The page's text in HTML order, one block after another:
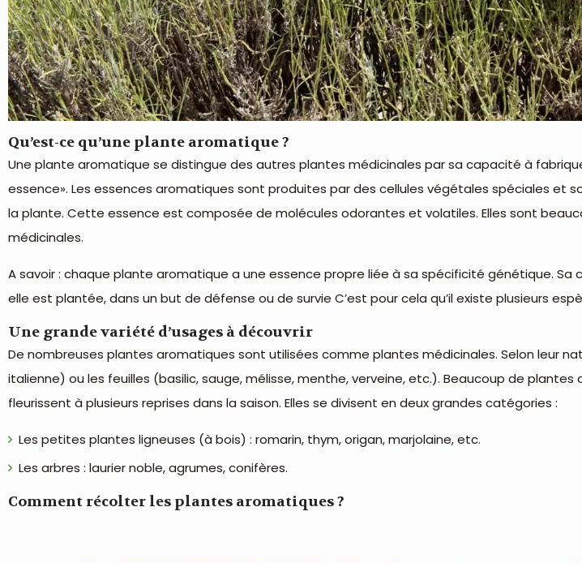
Qu’est-ce qu’une plante aromatique ?
Une plante aromatique se distingue des autres plantes médicinales par sa capacité à
essence». Les essences aromatiques sont produites par des cellules végétales spéciales et
la plante. Cette essence est composée de molécules odorantes et volatiles. Elles sont
médicinales.
A savoir : chaque plante aromatique a une essence propre liée à sa spécificité génétique.
elle est plantée, dans un but de défense ou de survie C’est pour cela qu’il existe plusieurs
Une grande variété d’usages à découvrir
De nombreuses plantes aromatiques sont utilisées comme plantes médicinales. Selon leur
italienne) ou les feuilles (basilic, sauge, mélisse, menthe, verveine, etc.). Beaucoup de
fleurissent à plusieurs reprises dans la saison. Elles se divisent en deux grandes catégories :
Les petites plantes ligneuses (à bois) : romarin, thym, origan, marjolaine, etc.
Les arbres : laurier noble, agrumes, conifères.
Comment récolter les plantes aromatiques ?